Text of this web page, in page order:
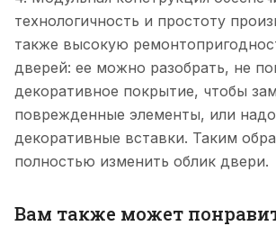
технологичность и простоту
также высокую
дверей: ее можно разобрать, не
декоративное покрытие, чтобы
поврежденные элементы, или
декоративные вставки. Таким
полностью изменить облик двери.
Вам также может